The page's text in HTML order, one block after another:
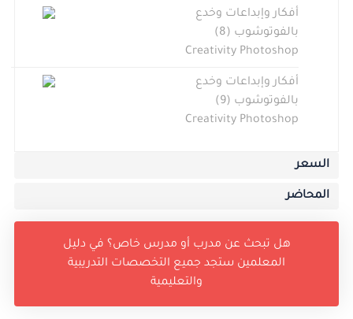
أفكار وإبداعات وخدع
بالفوتوشوب (8)
Creativity Photoshop
أفكار وإبداعات وخدع
بالفوتوشوب (9)
Creativity Photoshop
السعر
المحاضر
هل تبحث عن مدرب أو مدرس خاص؟ في دليل
المعلمين ستجد جميع التخصصات التدريبية
والتعليمية